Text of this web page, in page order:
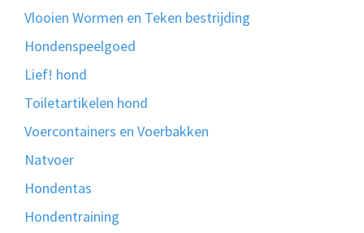
Vlooien Wormen en Teken bestrijding
Hondenspeelgoed
Lief! hond
Toiletartikelen hond
Voercontainers en Voerbakken
Natvoer
Hondentas
Hondentraining